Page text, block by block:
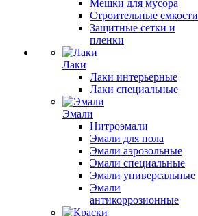
Мешки для мусора
Строительные емкости
Защитные сетки и
пленки
Лаки
Лаки интерьерные
Лаки специальные
Эмали
Нитроэмали
Эмали для пола
Эмали аэрозольные
Эмали специальные
Эмали универсальные
Эмали
антикоррозионные